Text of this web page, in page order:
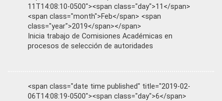
11T14:08:10-0500"><span class="day">11</span>
<span class="month">Feb</span> <span
class="year">2019</span></span>
Inicia trabajo de Comisiones Académicas en
procesos de selección de autoridades
<span class="date time published" title="2019-02-
06T14:08:19-0500"><span class="day">6</span>